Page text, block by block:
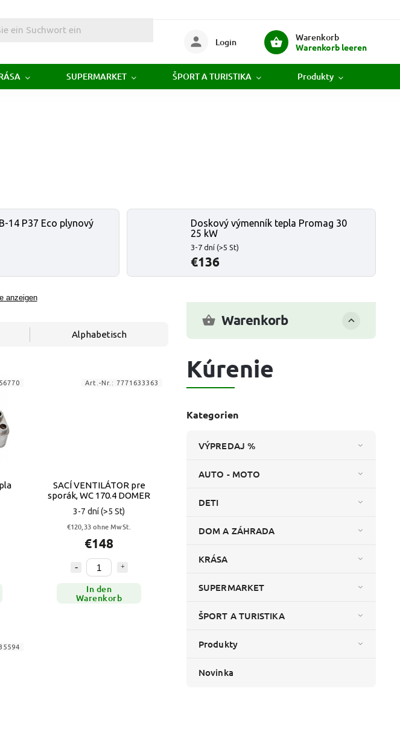
Warenkorb
Warenkorb leeren
Login
SUPERMARKET ŠPORT A TURISTIKA Produkty
14 P37 Eco plynový
Doskový výmenník tepla Promag 30
25 kW
3-7 dní (>5 St)
€136
anzeigen
Warenkorb
Kúrenie
Kategorien
VÝPREDAJ %
AUTO - MOTO
DETI
DOM A ZÁHRADA
KRÁSA
SUPERMARKET
ŠPORT A TURISTIKA
Produkty
Novinka
Alphabetisch
SACÍ VENTILÁTOR pre
sporák, WC 170.4 DOMER
3-7 dní(>5 St)
€120,33 ohne MwSt.
€148
In den
Warenkorb
Art.-Nr.: 7771633363